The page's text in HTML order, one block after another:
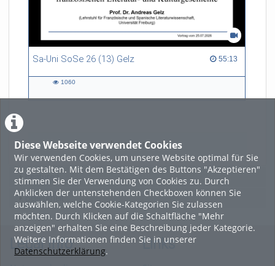
Diese Webseite verwendet Cookies
Wir verwenden Cookies, um unsere Website optimal für Sie
zu gestalten. Mit dem Bestätigen des Buttons "Akzeptieren"
stimmen Sie der Verwendung von Cookies zu. Durch
Anklicken der untenstehenden Checkboxen können Sie
auswählen, welche Cookie-Kategorien Sie zulassen
möchten. Durch Klicken auf die Schaltfläche "Mehr
anzeigen" erhalten Sie eine Beschreibung jeder Kategorie.
Weitere Informationen finden Sie in unserer
Datenschutzerklärung.
Sa-Uni SoSe 26 (13) Gelz 55:13
55:13 duration
1060
LADE MEHR
Featured
Beliebtheit
Legal Info Links